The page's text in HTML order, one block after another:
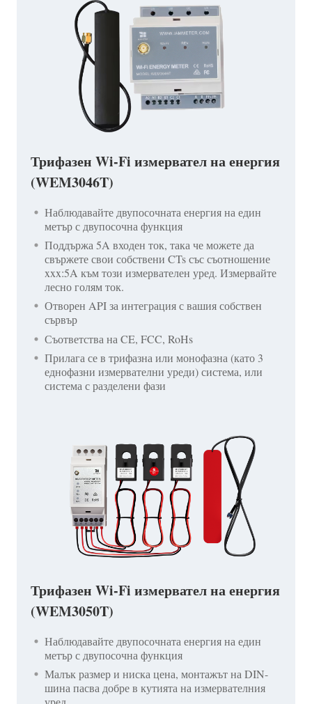
Трифазен Wi-Fi измервател на енергия
(WEM3046T)
Наблюдавайте двупосочната енергия на един
метър с двупосочна функция
Поддържа 5A входен ток, така че можете да
свържете свои собствени CTs със съотношение
xxx:5A към този измервателен уред. Измервайте
лесно голям ток.
Отворен API за интеграция с вашия собствен
сървър
Съответства на CE, FCC, RoHs
Прилага се в трифазна или монофазна (като 3
еднофазни измервателни уреди) система, или
система с разделени фази
Трифазен Wi-Fi измервател на енергия
(WEM3050T)
Наблюдавайте двупосочната енергия на един
метър с двупосочна функция
Малък размер и ниска цена, монтажът на DIN-
шина пасва добре в кутията на измервателния